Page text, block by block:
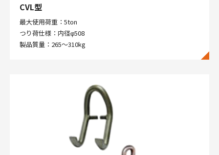
CVL型
最大使用荷重：5ton
つり荷仕様：内径φ508
製品質量：265～310kg